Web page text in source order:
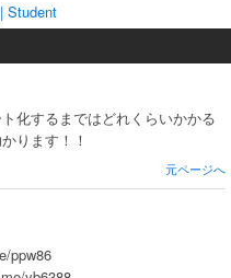
Student
化するまではどれくらいかかる
ります！！
元ページへ
ppw86